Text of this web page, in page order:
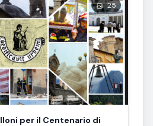
25
per il Centenario di